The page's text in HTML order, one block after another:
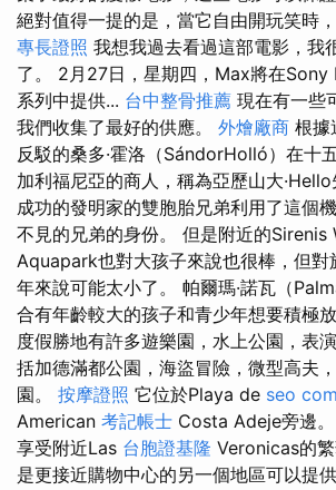
絕對值得一提的是，當它自由開玩笑時
專長證照 我想我過去看過這部電影，我
了。 2月27日，星期四，Max將在Sony
系列中提供... 台中整骨推薦 現在有一些
我們收集了最好的供應。 外燴廠商 根據
反駁的桑多·霍洛（SándorHolló）在十
加利福尼亞的商人，稱為亞歷山大·Hello
成功的發明家的雙胞胎兄弟利用了這個
不見的兄弟的身份。 但是附近的Sirenis
Aquapark也對大孩子來說也很棒，但對
年來說可能太小了。 帕爾瑪·諾瓦（
合有年齡較大的孩子和青少年想要積極
度假勝地有許多遊樂園，水上公園，表
括加德滿都公園，海盜冒險，微型高夫
園。 按摩證照 它位於Playa de seo
American 考記帳士 Costa Adeje旁邊
享受附近Las 台胞證基隆 Veronicas的
是更接近購物中心的另一個地區可以提